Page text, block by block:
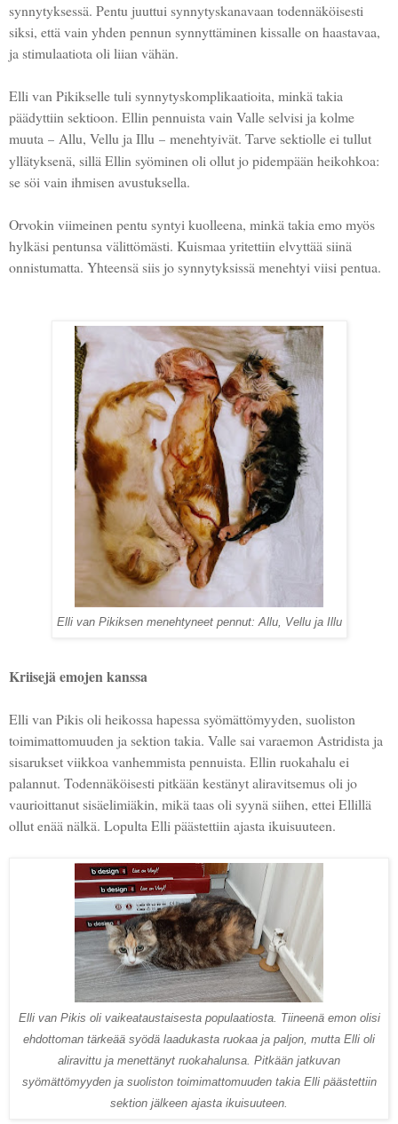
synnytyksessä. Pentu juuttui synnytyskanavaan todennäköisesti
siksi, että vain yhden pennun synnyttäminen kissalle on haastavaa,
ja stimulaatiota oli liian vähän.
Elli van Pikikselle tuli synnytyskomplikaatioita, minkä takia
päädyttiin sektioon. Ellin pennuista vain Valle selvisi ja kolme
muuta – Allu, Vellu ja Illu – menehtyivät. Tarve sektiolle ei tullut
yllätyksenä, sillä Ellin syöminen oli ollut jo pidempään heikohkoa:
se söi vain ihmisen avustuksella.
Orvokin viimeinen pentu syntyi kuolleena, minkä takia emo myös
hylkäsi pentunsa välittömästi. Kuismaa yritettiin elvyttää siinä
onnistumatta. Yhteensä siis jo synnytyksissä menehtyi viisi pentua.
Elli van Pikiksen menehtyneet pennut: Allu, Vellu ja Illu
Kriisejä emojen kanssa
Elli van Pikis oli heikossa hapessa syömättömyyden, suoliston
toimimattomuuden ja sektion takia. Valle sai varaemon Astridista ja
sisarukset viikkoa vanhemmista pennuista. Ellin ruokahalu ei
palannut. Todennäköisesti pitkään kestänyt aliravitsemus oli jo
vaurioittanut sisäelimiäkin, mikä taas oli syynä siihen, ettei Ellillä
ollut enää nälkä. Lopulta Elli päästettiin ajasta ikuisuuteen.
Elli van Pikis oli vaikeataustaisesta populaatiosta. Tiineenä emon olisi
ehdottoman tärkeää syödä laadukasta ruokaa ja paljon, mutta Elli oli
aliravittu ja menettänyt ruokahalunsa. Pitkään jatkuvan
syömättömyyden ja suoliston toimimattomuuden takia Elli päästettiin
sektion jälkeen ajasta ikuisuuteen.